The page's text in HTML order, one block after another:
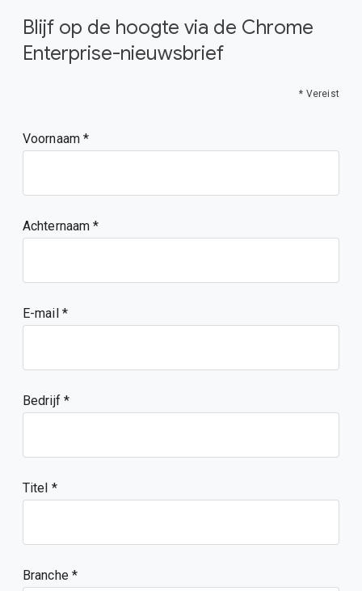
Blijf op de hoogte via de Chrome
Enterprise-nieuwsbrief
* Vereist
Voornaam
Achternaam
E-mail
Bedrijf
Titel
Branche *